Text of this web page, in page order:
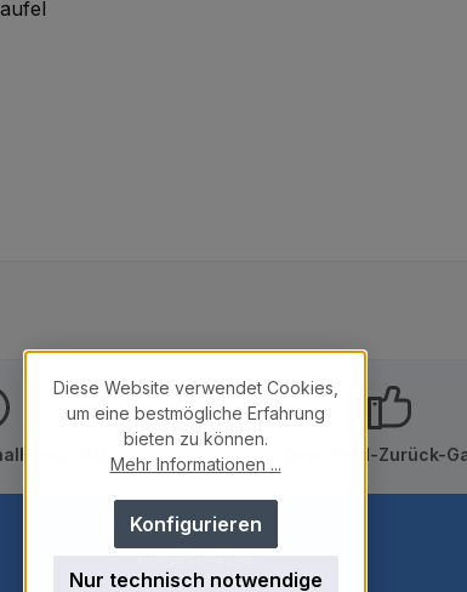
von 24h 10 Tage Geld-Zurück-
Diese Website verwendet Cookies,
um eine bestmögliche Erfahrung
bieten zu können.
Mehr Informationen ...
Nur technisch notwendige
Konfigurieren